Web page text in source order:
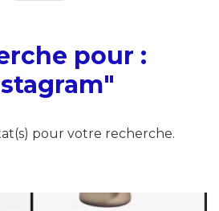
pour :
pour votre recherche.